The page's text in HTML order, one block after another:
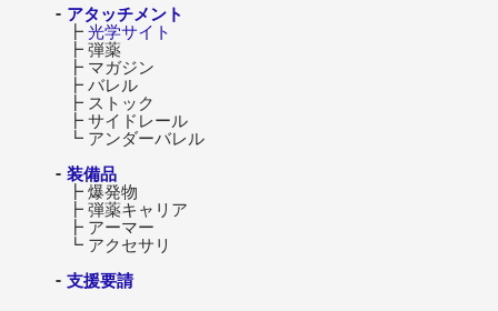
アタッチメント
┣光学サイト
┣ 弾薬
┣ マガジン
┣ バレル
┣ ストック
┣ サイドレール
┗ アンダーバレル
装備品
┣ 爆発物
┣ 弾薬キャリア
┣ アーマー
┗ アクセサリ
支援要請